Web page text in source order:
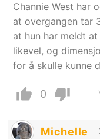
Channie West har
at overgangen tar
at hun har meldt
likevel, og
for å skulle kunne
0
Michelle